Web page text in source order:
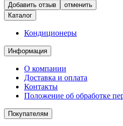
отменить
Каталог
Кондиционеры
Информация
О компании
Доставка и оплата
Контакты
Положение об обработке
Покупателям